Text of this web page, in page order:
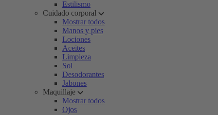
Estilismo
Cuidado corporal
Mostrar todos
Manos y pies
Lociones
Aceites
Limpieza
Sol
Desodorantes
Jabones
Maquillaje
Mostrar todos
Ojos